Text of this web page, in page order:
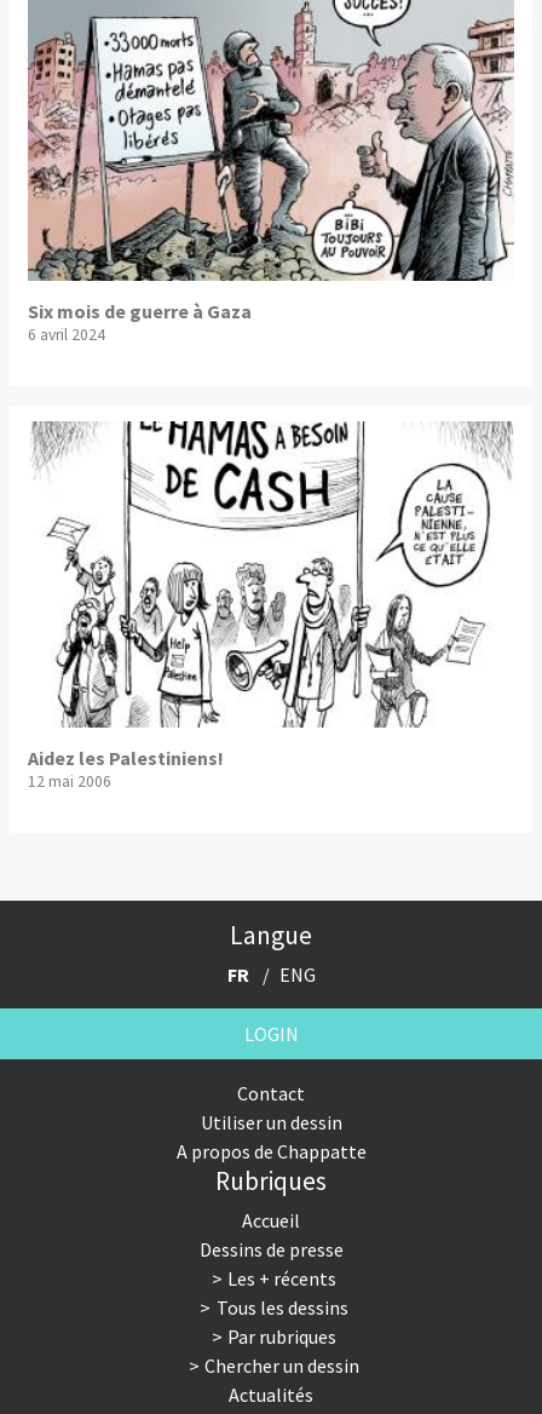
Six mois de guerre à Gaza
6 avril 2024
Aidez les Palestiniens!
12 mai 2006
Langue
FR ENG
LOGIN
Contact
Utiliser un dessin
A propos de Chappatte
Rubriques
Accueil
Dessins de presse
Les + récents
Tous les dessins
Par rubriques
Chercher un dessin
Actualités